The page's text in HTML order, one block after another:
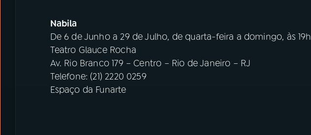
Nabila
De 6 de Junho a 29 de Julho, de quarta-feira a domingo, às 19h
Teatro Glauce Rocha
Av. Rio Branco 179 – Centro – Rio de Janeiro – RJ
Telefone: (21) 2220 0259
Espaço da Funarte